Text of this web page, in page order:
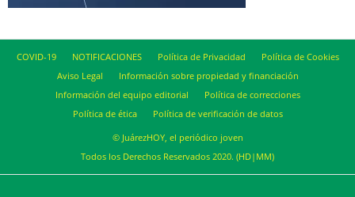
COVID-19 NOTIFICACIONES Política de Privacidad
Política de Cookies
Aviso Legal
Información sobre propiedad y financiación
Información del equipo editorial
Política de correcciones
Política de ética
Política de verificación de datos
© JuárezHOY, el periódico joven
Todos los Derechos Reservados 2020. (HD|MM)